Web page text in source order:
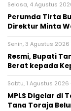
Selasa, 4 Agustus
Perumda Tirta
Direktur Minta
Senin, 3 Agustus 2026
Resmi, Bupati
Berat kepada
Sabtu, 1 Agustus 2026
MPLS Digelar di
Tana Toraja